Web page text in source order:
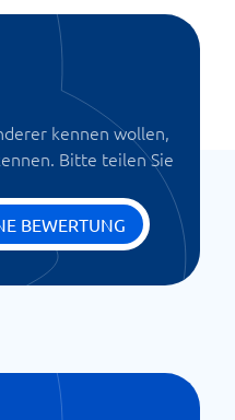
kennen wollen,
Bitte teilen Sie
BEWERTUNG